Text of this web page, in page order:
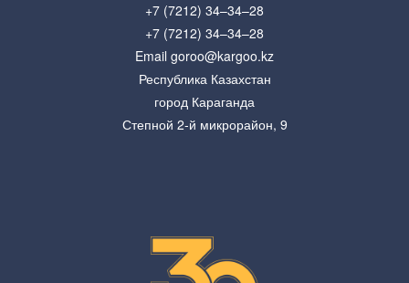
+7 (7212) 34–34–28
+7 (7212) 34–34–28
Email goroo@kargoo.kz
Республика Казахстан
город Караганда
Степной 2-й микрорайон, 9